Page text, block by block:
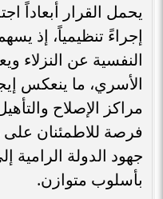
يحمل القرار أبعاداً
إجراءً تنظيمياً، إذ
النفسية عن النزلاء
الأسري، ما ينعكس
مراكز الإصلاح
فرصة للاطمئنان على
جهود الدولة الرامية
بأسلوب متوازن.